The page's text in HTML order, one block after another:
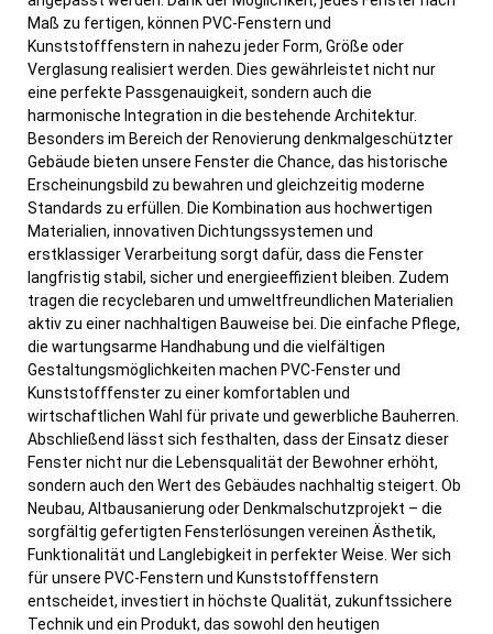
Maß zu fertigen, können PVC-Fenstern und
Kunststofffenstern in nahezu jeder Form, Größe oder
Verglasung realisiert werden. Dies gewährleistet nicht nur
eine perfekte Passgenauigkeit, sondern auch die
harmonische Integration in die bestehende Architektur.
Besonders im Bereich der Renovierung denkmalgeschützter
Gebäude bieten unsere Fenster die Chance, das historische
Erscheinungsbild zu bewahren und gleichzeitig moderne
Standards zu erfüllen. Die Kombination aus hochwertigen
Materialien, innovativen Dichtungssystemen und
erstklassiger Verarbeitung sorgt dafür, dass die Fenster
langfristig stabil, sicher und energieeffizient bleiben. Zudem
tragen die recyclebaren und umweltfreundlichen Materialien
aktiv zu einer nachhaltigen Bauweise bei. Die einfache Pflege,
die wartungsarme Handhabung und die vielfältigen
Gestaltungsmöglichkeiten machen PVC-Fenster und
Kunststofffenster zu einer komfortablen und
wirtschaftlichen Wahl für private und gewerbliche Bauherren.
Abschließend lässt sich festhalten, dass der Einsatz dieser
Fenster nicht nur die Lebensqualität der Bewohner erhöht,
sondern auch den Wert des Gebäudes nachhaltig steigert. Ob
Neubau, Altbausanierung oder Denkmalschutzprojekt – die
sorgfältig gefertigten Fensterlösungen vereinen Ästhetik,
Funktionalität und Langlebigkeit in perfekter Weise. Wer sich
für unsere PVC-Fenstern und Kunststofffenstern
entscheidet, investiert in höchste Qualität, zukunftssichere
Technik und ein Produkt, das sowohl den heutigen